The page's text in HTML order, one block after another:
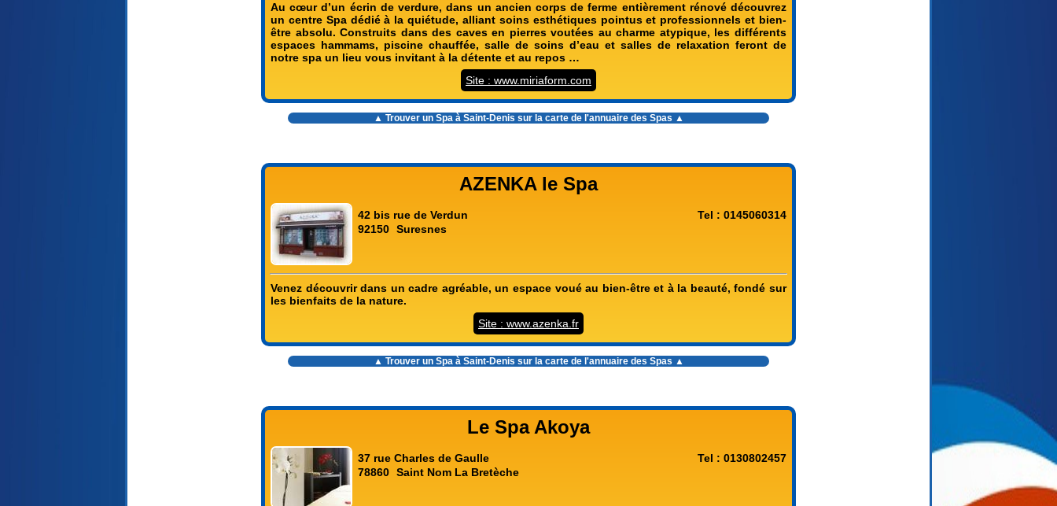
Au cœur d’un écrin de verdure, dans un ancien corps de ferme entièrement rénové découvrez
un centre Spa dédié à la quiétude, alliant soins esthétiques pointus et professionnels et bien-
être absolu. Construits dans des caves en pierres voutées au charme atypique, les différents
espaces hammams, piscine chauffée, salle de soins d’eau et salles de relaxation feront de
notre spa un lieu vous invitant à la détente et au repos …
Site : www.miriaform.com
▲ Trouver un Spa à Saint-Denis sur la carte de l'annuaire des Spas ▲
AZENKA le Spa
42 bis rue de Verdun
92150 Suresnes
Tel : 0145060314
Venez découvrir dans un cadre agréable, un espace voué au bien-être et à la beauté, fondé sur
les bienfaits de la nature.
Site : www.azenka.fr
▲ Trouver un Spa à Saint-Denis sur la carte de l'annuaire des Spas ▲
Le Spa Akoya
37 rue Charles de Gaulle
78860 Saint Nom La Bretèche
Tel : 0130802457